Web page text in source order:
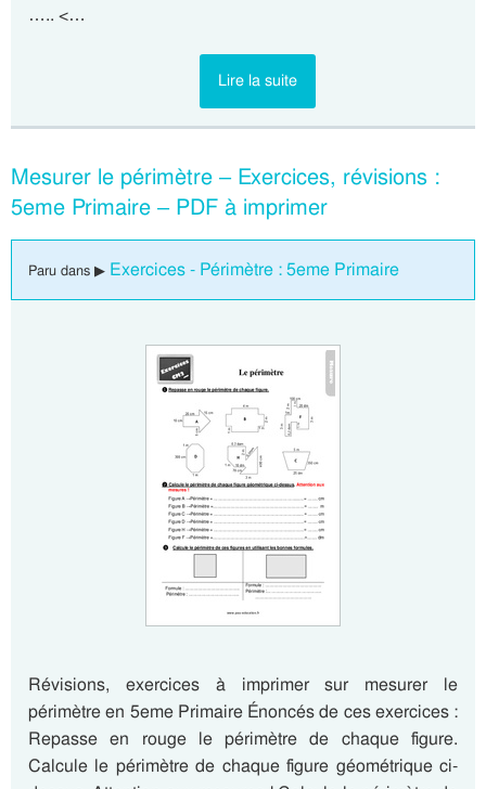
….. <…
Lire la suite
Mesurer le périmètre – Exercices, révisions :
5eme Primaire – PDF à imprimer
Paru dans ▶ Exercices - Périmètre : 5eme Primaire
Révisions, exercices à imprimer sur mesurer le
périmètre en 5eme Primaire Énoncés de ces exercices :
Repasse en rouge le périmètre de chaque figure.
Calcule le périmètre de chaque figure géométrique ci-